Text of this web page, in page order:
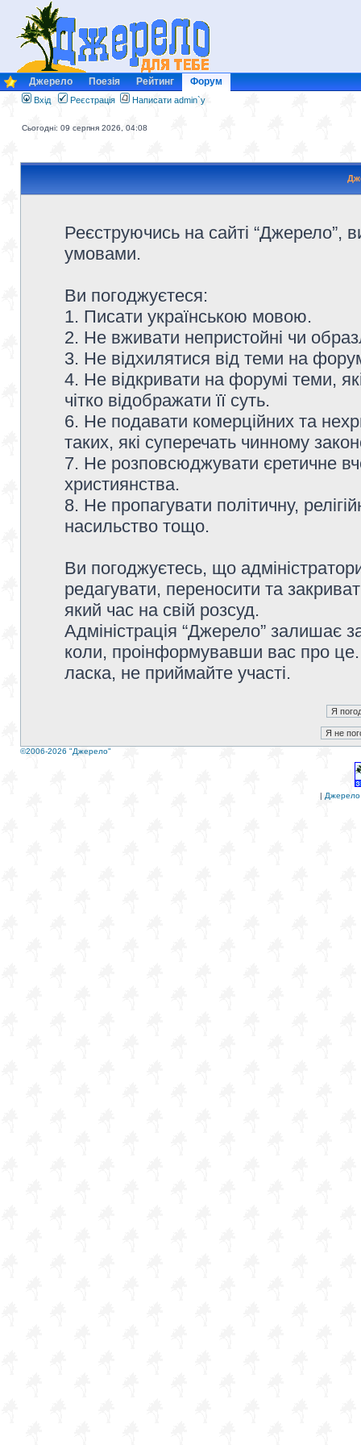
Джерело Поезія Рейтинг Форум
Вхід Реєстрація Написати admin`у
Сьогодні: 09 серпня 2026, 04:08
Реєструючись на сайті “Джерело”,
умовами.
Ви погоджуєтеся:
1. Писати українською мовою.
2. Не вживати непристойні чи
3. Не відхилятися від теми на
4. Не відкривати на форумі теми,
чітко відображати її суть.
6. Не подавати комерційних та
таких, які суперечать чинному
7. Не розповсюджувати єретичне
християнства.
8. Не пропагувати політичну,
насильство тощо.
Ви погоджуєтесь, що
редагувати, переносити та
який час на свій розсуд.
Адміністрація “Джерело” залишає
коли, проінформувавши вас про
ласка, не приймайте участі.
©2006-2026 "Джерело"
| Джерело